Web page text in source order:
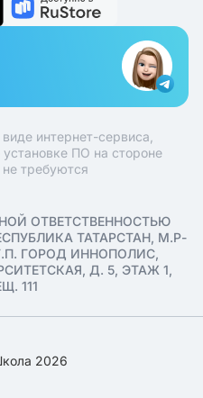
интернет-сервиса,
ПО на стороне
не требуются
ОТВЕТСТВЕННОСТЬЮ
ТАТАРСТАН, М.Р-
ГОРОД ИННОПОЛИС,
Д. 5, ЭТАЖ 1,
111
2026